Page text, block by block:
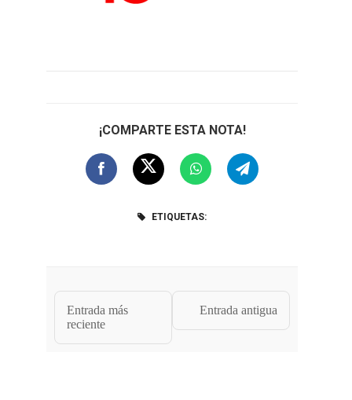
¡COMPARTE ESTA NOTA!
ETIQUETAS:
Entrada más
reciente
Entrada antigua